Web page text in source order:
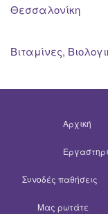
Θεσσαλονίκη
Βιταμίνες,
Αρχική
Συνοδές παθήσεις
Μας ρωτάτε